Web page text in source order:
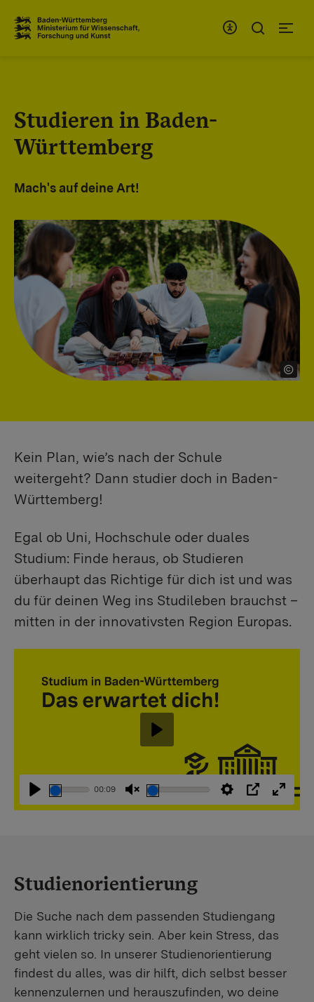
Studieren in Baden-
Württemberg
Mach's auf deine Art!
Kein Plan, wie’s nach der Schule
weitergeht? Dann studier doch in Baden-
Württemberg!
Egal ob Uni, Hochschule oder duales
Studium: Finde heraus, ob Studieren
überhaupt das Richtige für dich ist und was
du für deinen Weg ins Studileben brauchst –
mitten in der innovativsten Region Europas.
Abspielen
00:09
StummschaltungEinstellungen
PIP
Abspielen
Studienorientierung
Die Suche nach dem passenden Studiengang
kann wirklich tricky sein. Aber kein Stress, das
geht vielen so. In unserer Studienorientierung
findest du alles, was dir hilft, dich selbst besser
kennenzulernen und herauszufinden, wo deine